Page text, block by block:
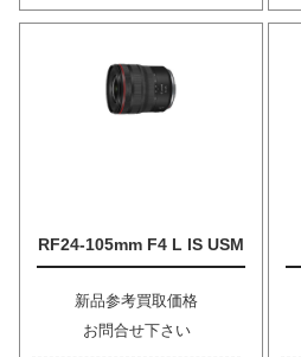
RF24-105mm F4 L IS USM
新品参考買取価格
お問合せ下さい